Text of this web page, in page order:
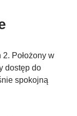
Położony w
dostęp do
spokojną